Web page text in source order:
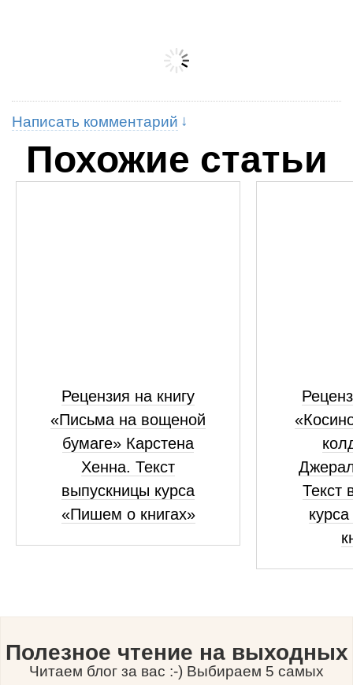
Написать комментарий
Похожие статьи
Рецензия на книгу
«Письма на вощеной
бумаге» Карстена
Хенна. Текст
выпускницы курса
«Пишем о книгах»
Текст
Полезное чтение на выходных
Читаем блог за вас :-) Выбираем 5 самых